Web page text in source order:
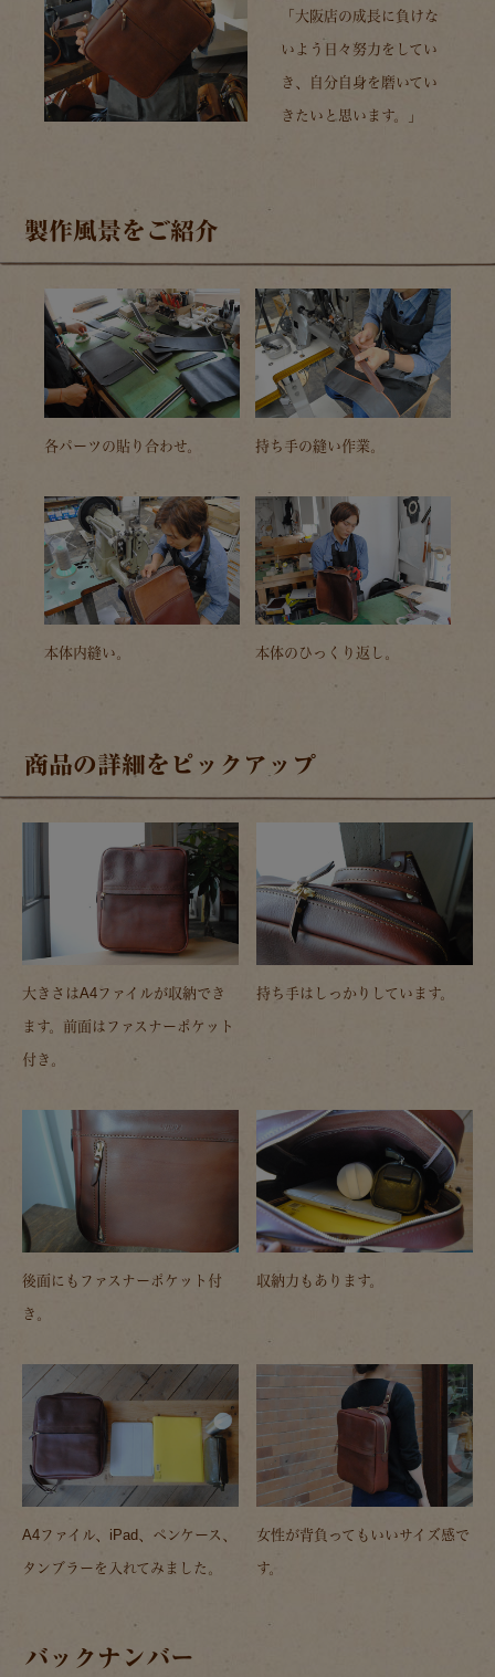
「大阪店の成長に負けな
いよう日々努力をしてい
き、自分自身を磨いてい
きたいと思います。」
製作風景をご紹介
各パーツの貼り合わせ。 持ち手の縫い作業。
本体内縫い。 本体のひっくり返し。
商品の詳細をピックアップ
大きさはA4ファイルが収納でき
ます。前面はファスナーポケット
付き。
持ち手はしっかりしています。
後面にもファスナーポケット付
き。
収納力もあります。
A4ファイル、iPad、ペンケース、
タンブラーを入れてみました。
女性が背負ってもいいサイズ感で
す。
バックナンバー